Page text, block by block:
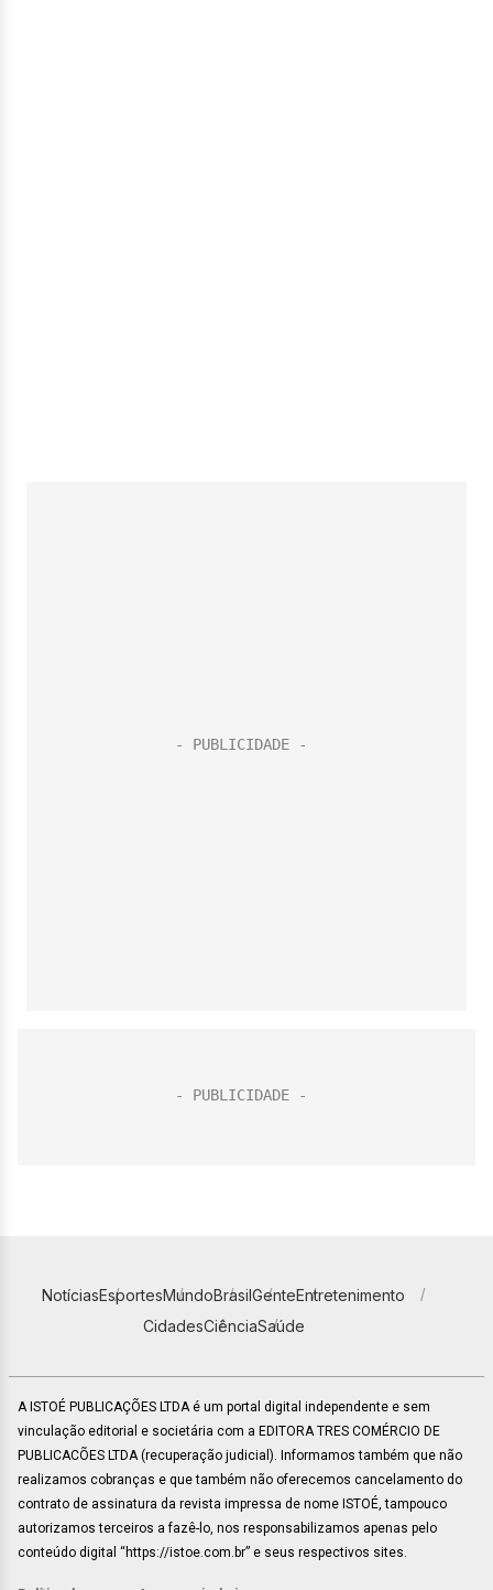
NotíciasEsportesMundoBrasilGenteEntretenimento
CidadesCiênciaSaúde
A ISTOÉ PUBLICAÇÕES LTDA é um portal digital independente e sem
vinculação editorial e societária com a EDITORA TRES COMÉRCIO DE
PUBLICACÕES LTDA (recuperação judicial). Informamos também que não
realizamos cobranças e que também não oferecemos cancelamento do
contrato de assinatura da revista impressa de nome ISTOÉ, tampouco
autorizamos terceiros a fazê-lo, nos responsabilizamos apenas pelo
conteúdo digital “https://istoe.com.br” e seus respectivos sites.